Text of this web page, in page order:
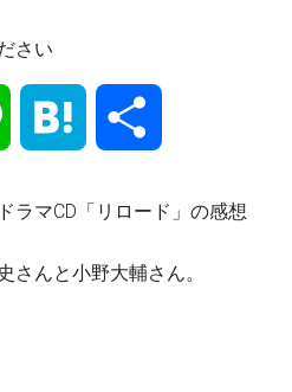
さい
Line Hatena
ラマCD「リロード」の感想
さんと小野大輔さん。